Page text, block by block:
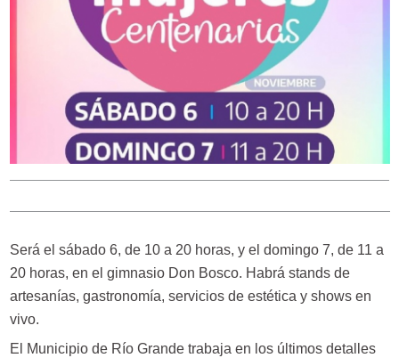
Será el sábado 6, de 10 a 20 horas, y el domingo 7, de 11 a
20 horas, en el gimnasio Don Bosco. Habrá stands de
artesanías, gastronomía, servicios de estética y shows en
vivo.
El Municipio de Río Grande trabaja en los últimos detalles